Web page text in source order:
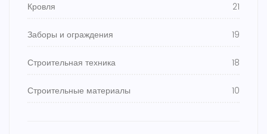
Кровля 21
Заборы и ограждения 19
Строительная техника 18
Строительные материалы 10